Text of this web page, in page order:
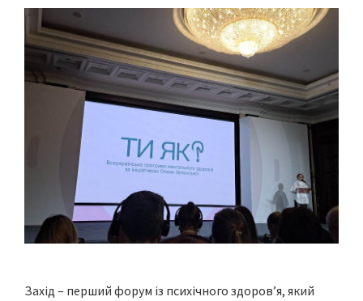
Захід – перший форум із психічного здоров’я, який